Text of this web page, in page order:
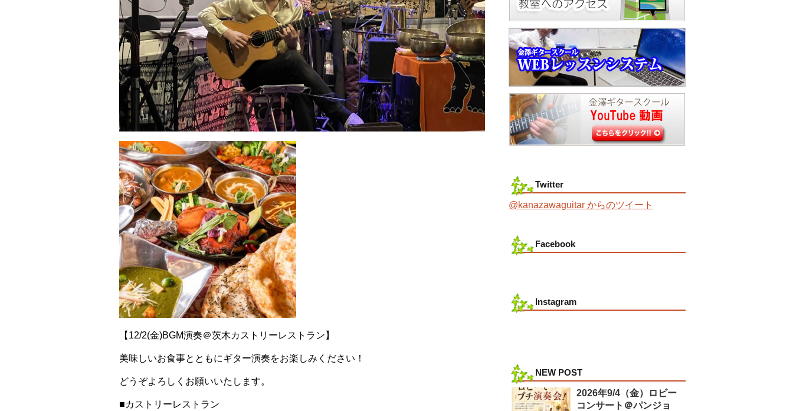
【12/2(金)BGM演奏＠茨木カストリーレストラン】
美味しいお食事とともにギター演奏をお楽しみください！
どうぞよろしくお願いいたします。
■カストリーレストラン
Twitter
@kanazawaguitar からのツイート
Facebook
Instagram
NEW POST
2026年9/4（金）ロビー
コンサート＠パンジョ